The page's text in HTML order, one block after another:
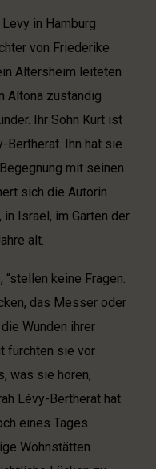
in Hamburg
von Friederike
Altersheim leiteten
Altona zuständig
Ihr Sohn Kurt ist
Bertherat. Ihn hat sie
mit seinen
sich die Autorin
Israel, im Garten der
alt.
“stellen keine Fragen.
das Messer oder
Wunden ihrer
fürchten sie vor
was sie hören,
Lévy-Bertherat hat
eines Tages
Wohnstätten